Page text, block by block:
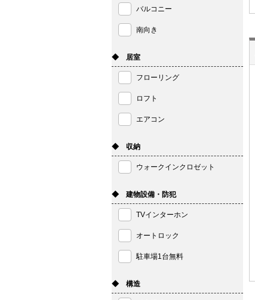
バルコニー
南向き
◆ 居室
フローリング
ロフト
エアコン
◆ 収納
ウォークインクロゼット
◆ 建物設備・防犯
TVインターホン
オートロック
駐車場1台無料
◆ 構造